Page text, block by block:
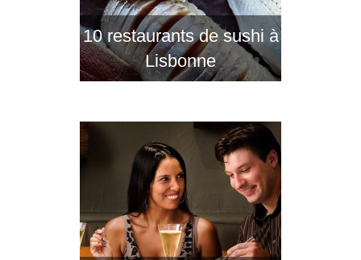
10 restaurants de sushi à
Lisbonne